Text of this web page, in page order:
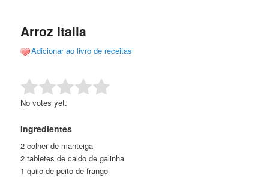
conteúdo
conteúdo
Arroz Italia
Adicionar ao livro de receitas
Rate this item: Submit Rating
No votes yet.
Ingredientes
2 colher de manteiga
2 tabletes de caldo de galinha
1 quilo de peito de frango